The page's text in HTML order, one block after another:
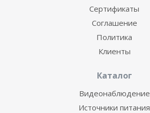
Сертификаты
Соглашение
Политика
Клиенты
Каталог
Видеонаблюдение
Источники питания